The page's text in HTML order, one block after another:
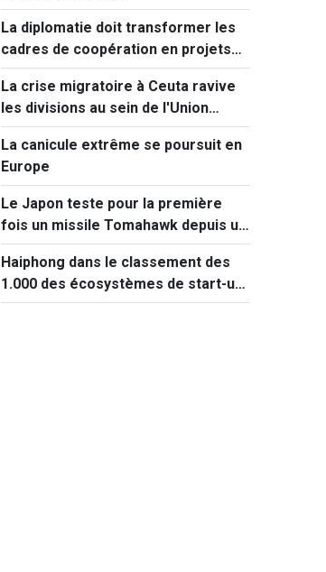
La diplomatie doit transformer les
cadres de coopération en projets
concrets
La crise migratoire à Ceuta ravive
les divisions au sein de l'Union
européenne
La canicule extrême se poursuit en
Europe
Le Japon teste pour la première
fois un missile Tomahawk depuis un
destroyer
Haiphong dans le classement des
1.000 des écosystèmes de start-up
innovantes les plus performants au